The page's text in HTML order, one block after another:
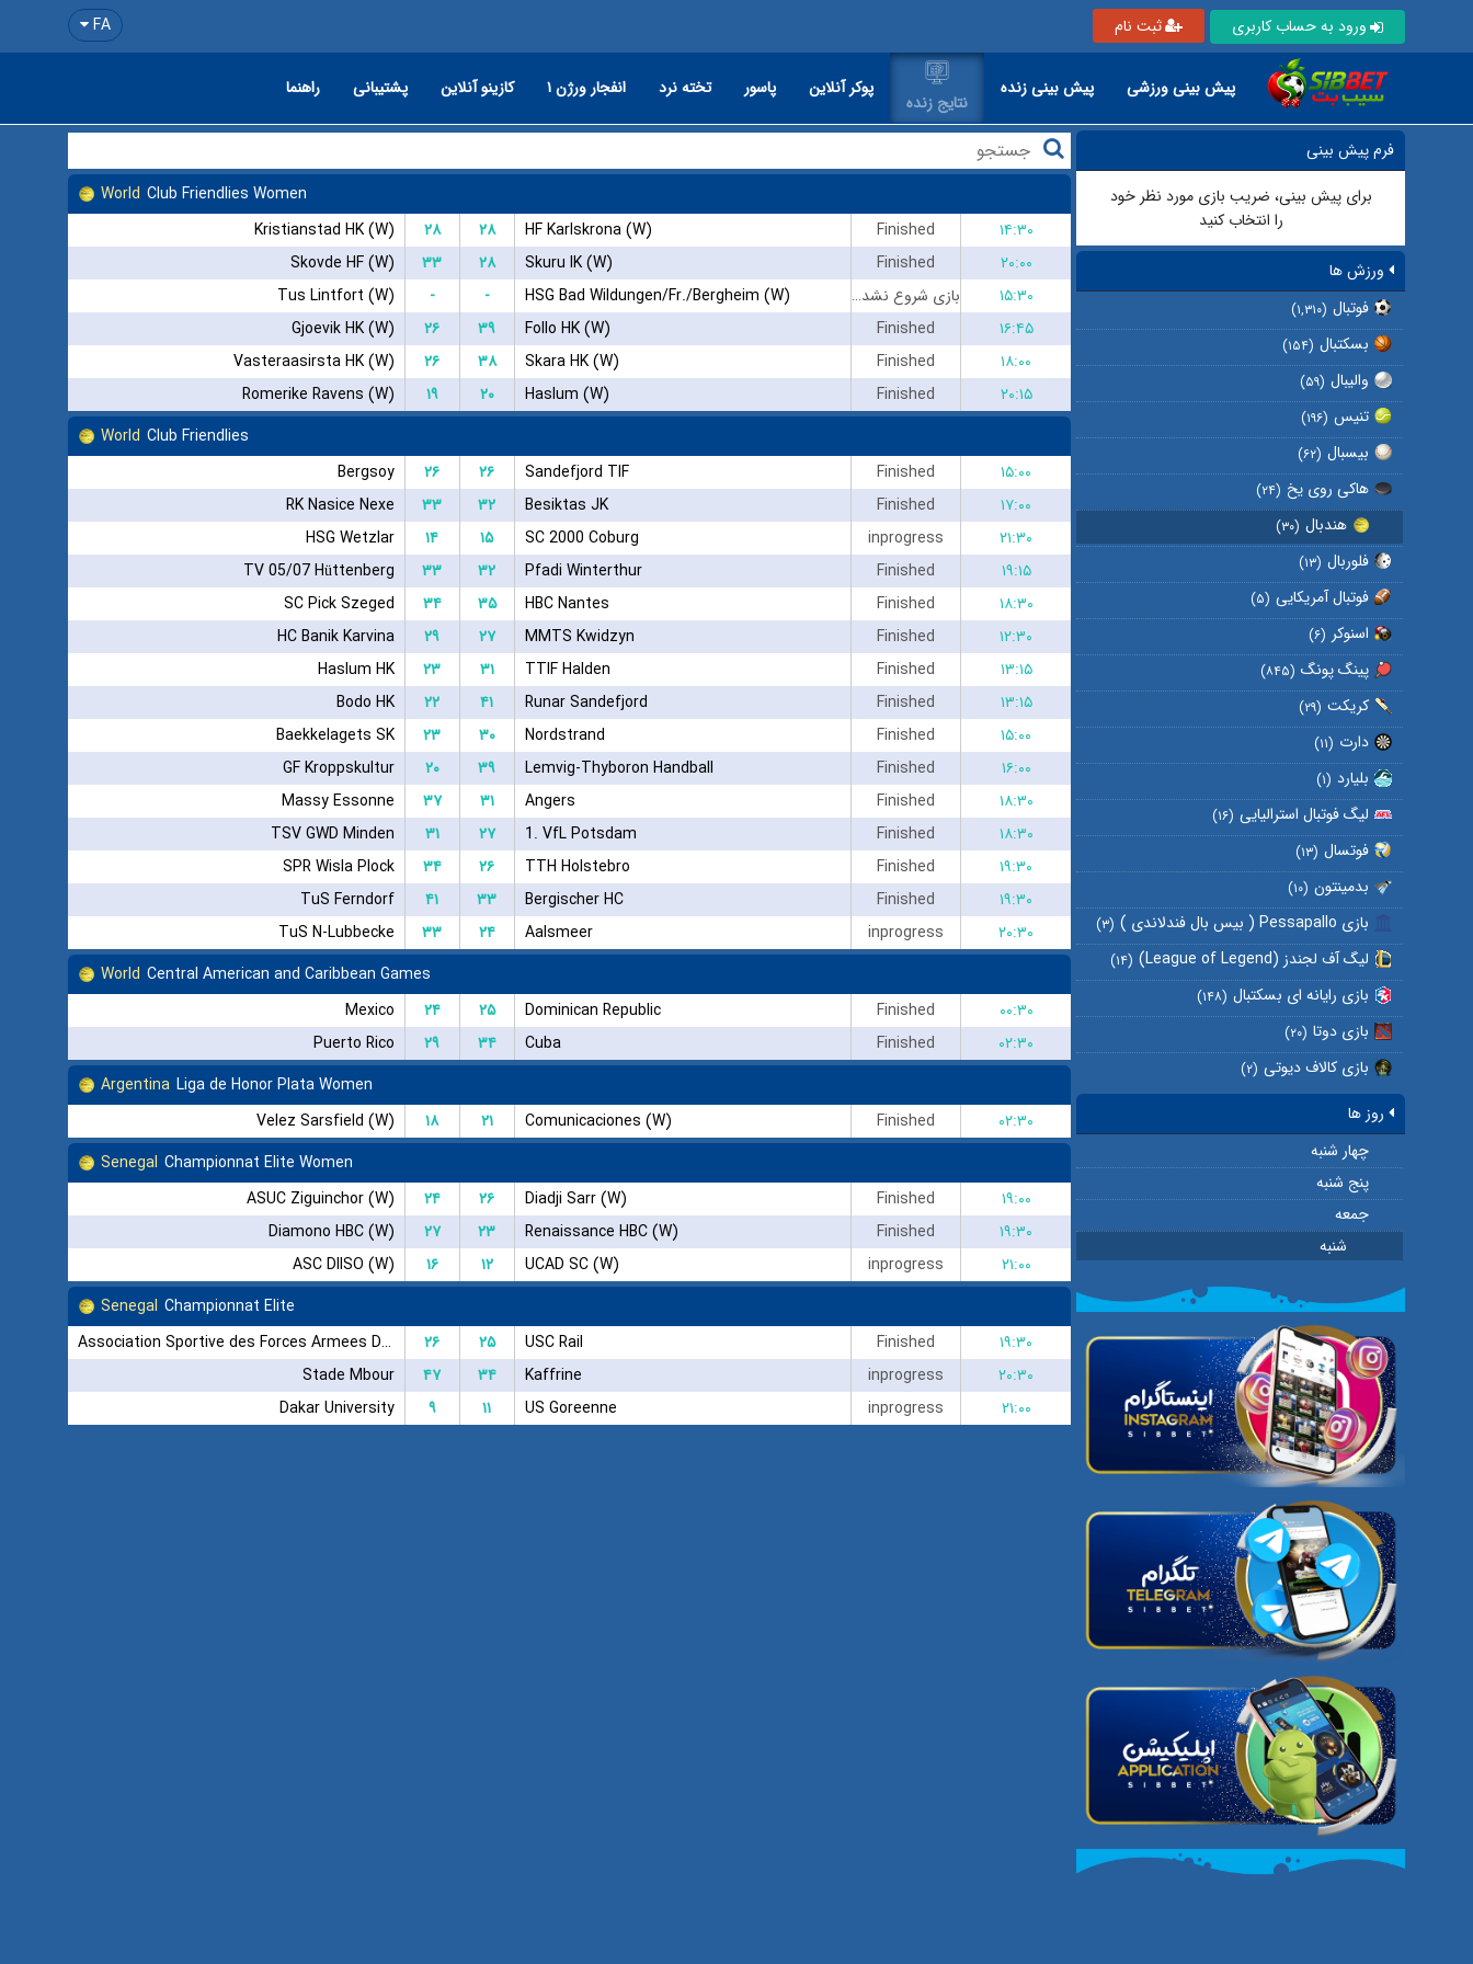
FA ورود به حساب کاربری ثبت نام
پیش بینی ورزشی پیش بینی زنده
نتایج زنده
پوکر آنلاین پاسور تخته نرد انفجار ورژن ۱ کازینو آنلاین پشتیبانی راهنما
فرم پیش بینی
برای پیش بینی، ضریب بازی مورد نظر خود
را انتخاب کنید
ورزش ها
فوتبال (۱,۳۱۰)
بسکتبال (۱۵۴)
والیبال (۵۹)
تنیس (۱۹۶)
بیسبال (۶۲)
هاکی روی یخ (۲۴)
هندبال (۳۰)
فلوربال (۱۳)
فوتبال آمریکایی (۵)
اسنوکر (۶)
پینگ پونگ (۸۴۵)
کریکت (۲۹)
دارت (۱۱)
بلیارد (۱)
لیگ فوتبال استرالیایی (۱۶)
فوتسال (۱۳)
بدمینتون (۱۰)
بازی Pessapallo ( بیس بال فندلاندی ) (۳)
لیگ آف لجندز (League of Legend) (۱۴)
بازی رایانه ای بسکتبال (۱۴۸)
بازی دوتا (۲۰)
بازی کالاف دیوتی (۲)
روز ها
چهار شنبه
پنج شنبه
جمعه
شنبه
World Club Friendlies Women
Kristianstad HK (W)
۲۸ ۲۸ HF Karlskrona (W) Finished
۱۴:۳۰
Skovde HF (W)
۳۳ ۲۸ Skuru IK (W) Finished
۲۰:۰۰
Tus Lintfort (W)
- - HSG Bad Wildungen/Fr./Bergheim (W) بازی شروع نشده است
۱۵:۳۰
Gjoevik HK (W)
۲۶ ۳۹ Follo HK (W) Finished
۱۶:۴۵
Vasteraasirsta HK (W)
۲۶ ۳۸ Skara HK (W) Finished
۱۸:۰۰
Romerike Ravens (W)
۱۹ ۲۰ Haslum (W) Finished
۲۰:۱۵
World Club Friendlies
Bergsoy
۲۶ ۲۶ Sandefjord TIF Finished
۱۵:۰۰
RK Nasice Nexe
۳۳ ۳۲ Besiktas JK Finished
۱۷:۰۰
HSG Wetzlar
۱۴ ۱۵ SC 2000 Coburg inprogress
۲۱:۳۰
TV 05/07 Hüttenberg
۳۳ ۳۲ Pfadi Winterthur Finished
۱۹:۱۵
SC Pick Szeged
۳۴ ۳۵ HBC Nantes Finished
۱۸:۳۰
HC Banik Karvina
۲۹ ۲۷ MMTS Kwidzyn Finished
۱۲:۳۰
Haslum HK
۲۳ ۳۱ TTIF Halden Finished
۱۳:۱۵
Bodo HK
۲۲ ۴۱ Runar Sandefjord Finished
۱۳:۱۵
Baekkelagets SK
۲۳ ۳۰ Nordstrand Finished
۱۵:۰۰
GF Kroppskultur
۲۰ ۳۹ Lemvig-Thyboron Handball Finished
۱۶:۰۰
Massy Essonne
۳۷ ۳۱ Angers Finished
۱۸:۳۰
TSV GWD Minden
۳۱ ۲۷ 1. VfL Potsdam Finished
۱۸:۳۰
SPR Wisla Plock
۳۴ ۲۶ TTH Holstebro Finished
۱۹:۳۰
TuS Ferndorf
۴۱ ۳۳ Bergischer HC Finished
۱۹:۳۰
TuS N-Lubbecke
۳۳ ۲۴ Aalsmeer inprogress
۲۰:۳۰
World Central American and Caribbean Games
Mexico
۲۴ ۲۵ Dominican Republic Finished
۰۰:۳۰
Puerto Rico
۲۹ ۳۴ Cuba Finished
۰۲:۳۰
Argentina Liga de Honor Plata Women
Velez Sarsfield (W)
۱۸ ۲۱ Comunicaciones (W) Finished
۰۲:۳۰
Senegal Championnat Elite Women
ASUC Ziguinchor (W)
۲۴ ۲۶ Diadji Sarr (W) Finished
۱۹:۰۰
Diamono HBC (W)
۲۷ ۲۳ Renaissance HBC (W) Finished
۱۹:۳۰
ASC DIISO (W)
۱۶ ۱۲ UCAD SC (W) inprogress
۲۱:۰۰
Senegal Championnat Elite
Association Sportive des Forces Armees Dakar
۲۶ ۲۵ USC Rail Finished
۱۹:۳۰
Stade Mbour
۴۷ ۳۴ Kaffrine inprogress
۲۰:۳۰
Dakar University
۹ ۱۱ US Goreenne inprogress ۲۱:۰۰